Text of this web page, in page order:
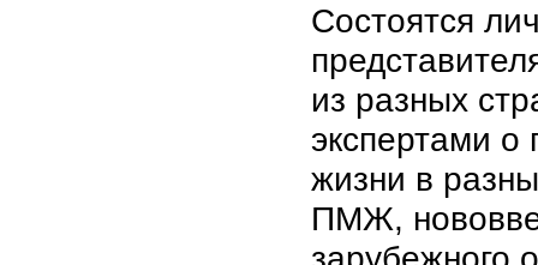
Состоятся
из разных
экспертами о
жизни в
ПМЖ,